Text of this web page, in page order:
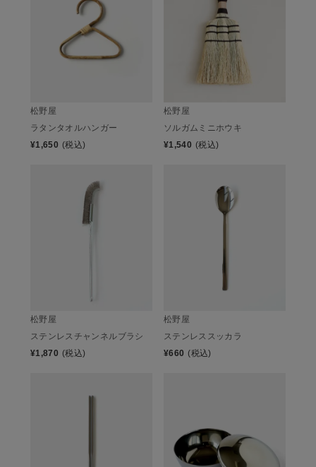
松野屋
ラタンタオルハンガー
¥1,650 (税込)
松野屋
ソルガムミニホウキ
¥1,540 (税込)
松野屋
ステンレスチャンネルブラシ
¥1,870 (税込)
松野屋
ステンレススッカラ
¥660 (税込)